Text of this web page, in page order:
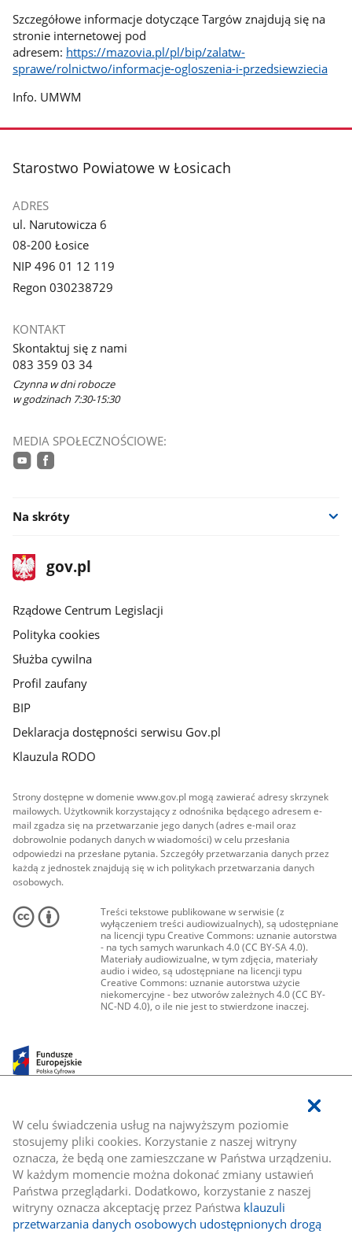
W celu świadczenia usług na najwyższym poziomie
stosujemy pliki cookies. Korzystanie z naszej witryny
oznacza, że będą one zamieszczane w Państwa urządzeniu.
W każdym momencie można dokonać zmiany ustawień
Państwa przeglądarki. Dodatkowo, korzystanie z naszej
witryny oznacza akceptację przez Państwa klauzuli
przetwarzania danych osobowych udostępnionych drogą
Szczegółowe informacje dotyczące Targów znajdują się na
stronie internetowej pod
adresem: https://mazovia.pl/pl/bip/zalatw-
sprawe/rolnictwo/informacje-ogloszenia-i-przedsiewziecia
Info. UMWM
stopka
Starostwo Powiatowe w Łosicach
ADRES
ul. Narutowicza 6
08-200 Łosice
NIP 496 01 12 119
Regon 030238729
KONTAKT
Skontaktuj się z nami
083 359 03 34
Czynna w dni robocze
w godzinach 7:30-15:30
MEDIA SPOŁECZNOŚCIOWE:
Na skróty
stopka
gov.plStrona
gov.pl
Rządowe Centrum Legislacji
Polityka cookies
Służba cywilna
Profil zaufany
BIP
Deklaracja dostępności serwisu Gov.pl
Klauzula RODO
Strony dostępne w domenie www.gov.pl mogą zawierać adresy skrzynek
mailowych. Użytkownik korzystający z odnośnika będącego adresem e-
mail zgadza się na przetwarzanie jego danych (adres e-mail oraz
dobrowolnie podanych danych w wiadomości) w celu przesłania
odpowiedzi na przesłane pytania. Szczegóły przetwarzania danych przez
każdą z jednostek znajdują się w ich politykach przetwarzania danych
osobowych.
Treści tekstowe publikowane w serwisie (z
wyłączeniem treści audiowizualnych), są udostępniane
na licencji typu Creative Commons: uznanie autorstwa
- na tych samych warunkach 4.0 (CC BY-SA 4.0).
Materiały audiowizualne, w tym zdjęcia, materiały
audio i wideo, są udostępniane na licencji typu
Creative Commons: uznanie autorstwa użycie
niekomercyjne - bez utworów zależnych 4.0 (CC BY-
NC-ND 4.0), o ile nie jest to stwierdzone inaczej.